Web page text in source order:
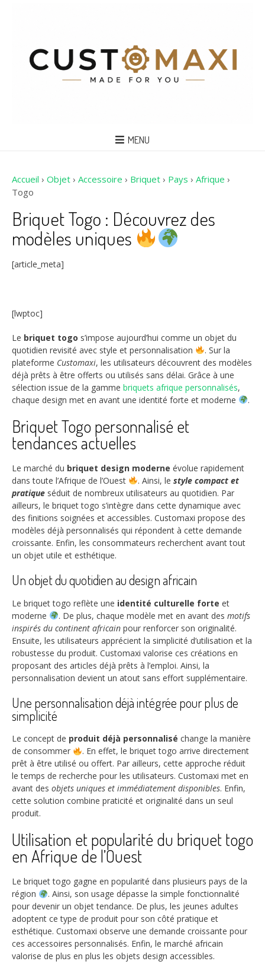
MENU
Accueil › Objet › Accessoire › Briquet › Pays › Afrique ›
Togo
Briquet Togo : Découvrez des
modèles uniques
[article_meta]
[lwptoc]
Le briquet togo s’impose aujourd’hui comme un objet du
quotidien revisité avec style et personnalisation
. Sur la
plateforme Customaxi, les utilisateurs découvrent des modèles
déjà prêts à être offerts ou utilisés sans délai. Grâce à une
sélection issue de la gamme briquets afrique personnalisés,
chaque design met en avant une identité forte et moderne
.
Briquet Togo personnalisé et
tendances actuelles
Le marché du briquet design moderne évolue rapidement
dans toute l’Afrique de l’Ouest
. Ainsi, le style compact et
pratique séduit de nombreux utilisateurs au quotidien. Par
ailleurs, le briquet togo s’intègre dans cette dynamique avec
des finitions soignées et accessibles. Customaxi propose des
modèles déjà personnalisés qui répondent à cette demande
croissante. Enfin, les consommateurs recherchent avant tout
un objet utile et esthétique.
Un objet du quotidien au design africain
Le briquet togo reflète une identité culturelle forte et
moderne
. De plus, chaque modèle met en avant des motifs
inspirés du continent africain pour renforcer son originalité.
Ensuite, les utilisateurs apprécient la simplicité d’utilisation et la
robustesse du produit. Customaxi valorise ces créations en
proposant des articles déjà prêts à l’emploi. Ainsi, la
personnalisation devient un atout sans effort supplémentaire.
Une personnalisation déjà intégrée pour plus de
simplicité
Le concept de produit déjà personnalisé change la manière
de consommer
. En effet, le briquet togo arrive directement
prêt à être utilisé ou offert. Par ailleurs, cette approche réduit
le temps de recherche pour les utilisateurs. Customaxi met en
avant des objets uniques et immédiatement disponibles. Enfin,
cette solution combine praticité et originalité dans un seul
produit.
Utilisation et popularité du briquet togo
en Afrique de l’Ouest
Le briquet togo gagne en popularité dans plusieurs pays de la
région
. Ainsi, son usage dépasse la simple fonctionnalité
pour devenir un objet tendance. De plus, les jeunes adultes
adoptent ce type de produit pour son côté pratique et
esthétique. Customaxi observe une demande croissante pour
ces accessoires personnalisés. Enfin, le marché africain
valorise de plus en plus les objets design accessibles.